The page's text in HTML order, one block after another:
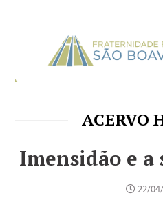
ACERVO
Imensidão e
22/